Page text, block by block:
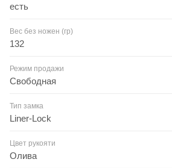
есть
Вес без ножен (гр)
132
Режим продажи
Свободная
Тип замка
Liner-Lock
Цвет рукояти
Олива